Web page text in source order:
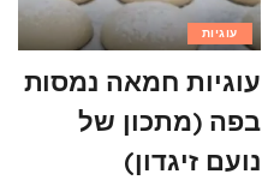
עוגיות
עוגיות חמאה נמסות
בפה (מתכון של
נועם זיגדון)